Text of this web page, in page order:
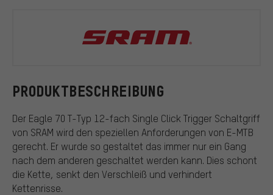
PRODUKTBESCHREIBUNG
Der Eagle 70 T-Typ 12-fach Single Click Trigger Schaltgriff
von SRAM wird den speziellen Anforderungen von E-MTB
gerecht. Er wurde so gestaltet das immer nur ein Gang
nach dem anderen geschaltet werden kann. Dies schont
die Kette, senkt den Verschleiß und verhindert
Kettenrisse.
SRAM